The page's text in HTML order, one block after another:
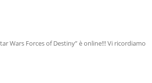
Wars Forces of Destiny” è online!!! Vi ricordiamo